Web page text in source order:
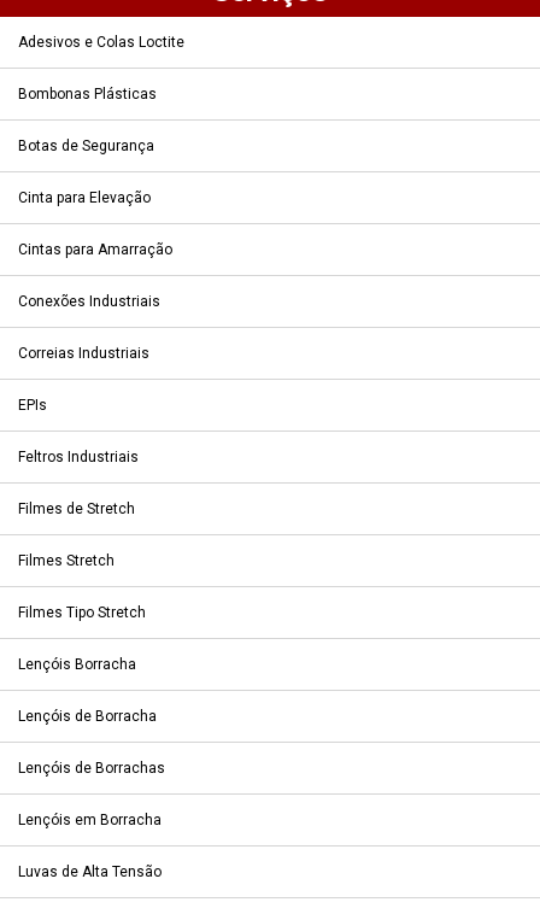
Adesivos e Colas Loctite
Bombonas Plásticas
Botas de Segurança
Cinta para Elevação
Cintas para Amarração
Conexões Industriais
Correias Industriais
EPIs
Feltros Industriais
Filmes de Stretch
Filmes Stretch
Filmes Tipo Stretch
Lençóis Borracha
Lençóis de Borracha
Lençóis de Borrachas
Lençóis em Borracha
Luvas de Alta Tensão